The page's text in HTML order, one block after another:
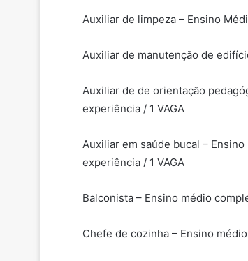
Auxiliar de limpeza – Ensino
Auxiliar de manutenção de
Auxiliar de de orientação
experiência / 1 VAGA
Auxiliar em saúde bucal –
experiência / 1 VAGA
Balconista – Ensino médio
Chefe de cozinha – Ensino